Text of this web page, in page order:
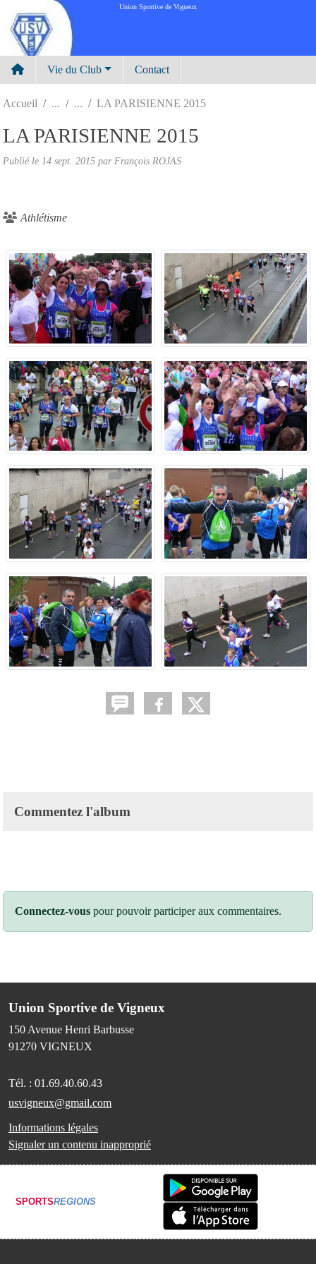
Union Sportive de Vigneux
Vie du Club Contact
Accueil LA PARISIENNE 2015
LA PARISIENNE 2015
Publié le 14 sept. 2015 par François ROJAS
Athlétisme
Commentez l'album
Connectez-vous pour pouvoir participer aux commentaires.
Union Sportive de Vigneux
150 Avenue Henri Barbusse
91270 VIGNEUX
Tél. : 01.69.40.60.43
usvigneux@gmail.com
Informations légales
Signaler un contenu inapproprié
SPORTSREGIONS
Panneau de gestion des cookies